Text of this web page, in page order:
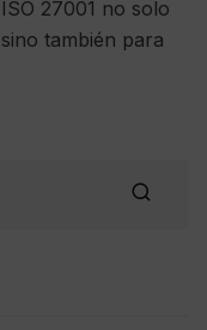
27001 no solo
también para